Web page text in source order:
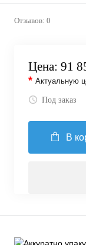
Отзывов: 0
Цена: 91
* Актуальную
Под заказ
В